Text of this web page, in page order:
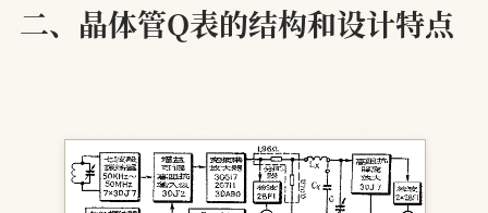
二、晶体管Q表的结构和设计特点